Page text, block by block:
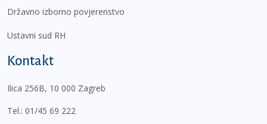
Državno izborno povjerenstvo
Ustavni sud RH
Kontakt
Ilica 256B, 10 000 Zagreb
Tel.: 01/45 69 222